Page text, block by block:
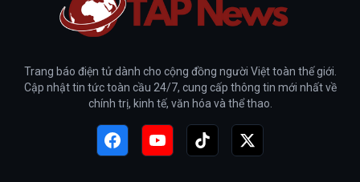
Trang báo điện tử dành cho cộng đồng người Việt toàn thế giới.
Cập nhật tin tức toàn cầu 24/7, cung cấp thông tin mới nhất về
chính trị, kinh tế, văn hóa và thể thao.